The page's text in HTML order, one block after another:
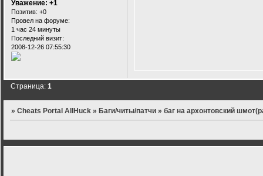
Уважение: +1
Позитив: +0
Провел на форуме:
1 час 24 минуты
Последний визит:
2008-12-26 07:55:30
Страница:1
»Cheats Portal AllHuck » Баги/читы/патчи »баг на архонтовский